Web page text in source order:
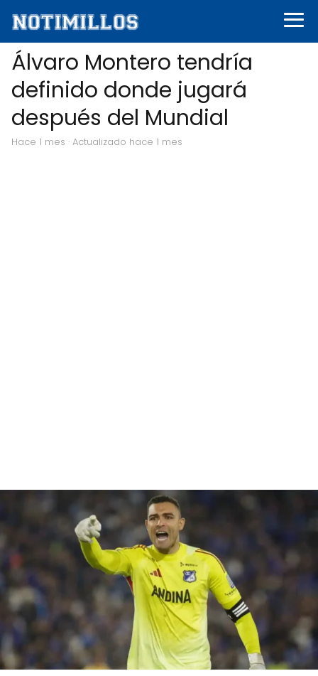
Álvaro Montero tendría
definido donde jugará
después del Mundial
hace 1 mes · Actualizado hace 1 mes